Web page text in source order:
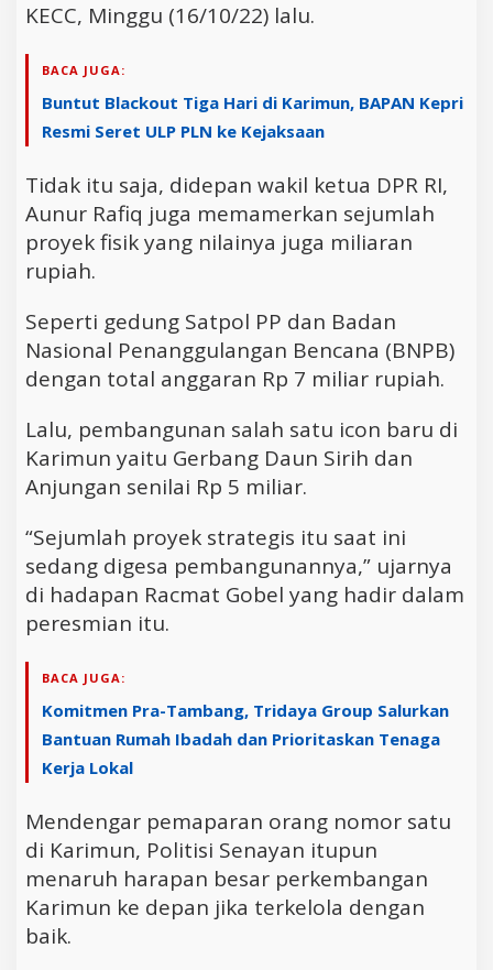
KECC, Minggu (16/10/22) lalu.
BACA JUGA:
Buntut Blackout Tiga Hari di Karimun, BAPAN Kepri
Resmi Seret ULP PLN ke Kejaksaan
Tidak itu saja, didepan wakil ketua DPR RI,
Aunur Rafiq juga memamerkan sejumlah
proyek fisik yang nilainya juga miliaran
rupiah.
Seperti gedung Satpol PP dan Badan
Nasional Penanggulangan Bencana (BNPB)
dengan total anggaran Rp 7 miliar rupiah.
Lalu, pembangunan salah satu icon baru di
Karimun yaitu Gerbang Daun Sirih dan
Anjungan senilai Rp 5 miliar.
“Sejumlah proyek strategis itu saat ini
sedang digesa pembangunannya,” ujarnya
di hadapan Racmat Gobel yang hadir dalam
peresmian itu.
BACA JUGA:
Komitmen Pra-Tambang, Tridaya Group Salurkan
Bantuan Rumah Ibadah dan Prioritaskan Tenaga
Kerja Lokal
Mendengar pemaparan orang nomor satu
di Karimun, Politisi Senayan itupun
menaruh harapan besar perkembangan
Karimun ke depan jika terkelola dengan
baik.